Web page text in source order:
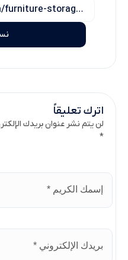
اترك تعليقاً
لن يتم نشر عنوان بريدك
*